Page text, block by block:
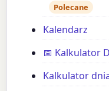
Polecane
Kalendarz
📅 Kalkulator
Kalkulator